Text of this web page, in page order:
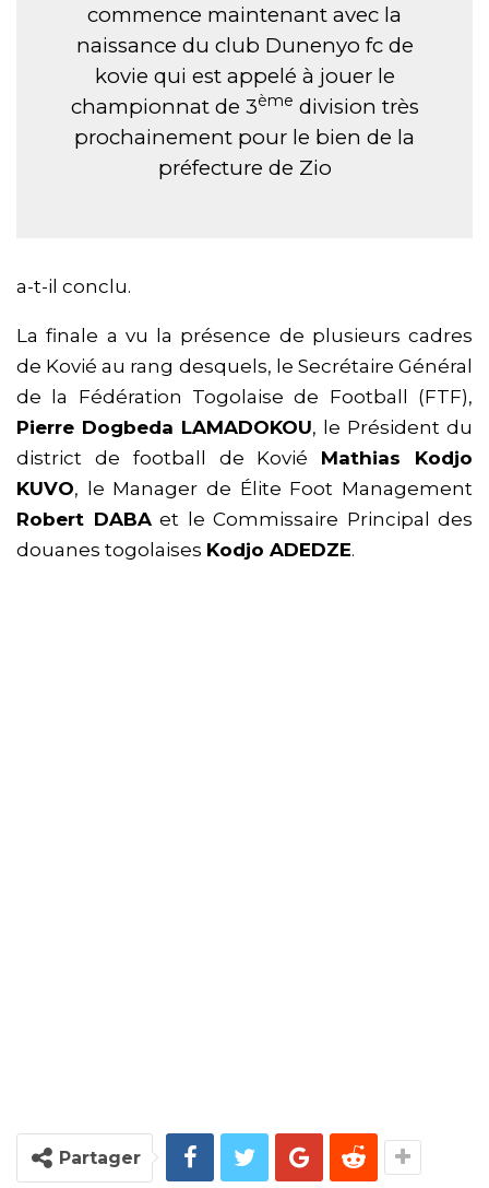
commence maintenant avec la
naissance du club Dunenyo fc de
kovie qui est appelé à jouer le
championnat de 3ème division très
prochainement pour le bien de la
préfecture de Zio
a-t-il conclu.
La finale a vu la présence de plusieurs cadres
de Kovié au rang desquels, le Secrétaire Général
de la Fédération Togolaise de Football (FTF),
Pierre Dogbeda LAMADOKOU, le Président du
district de football de Kovié Mathias Kodjo
KUVO, le Manager de Élite Foot Management
Robert DABAet le Commissaire Principal des
douanes togolaises Kodjo ADEDZE.
Partager